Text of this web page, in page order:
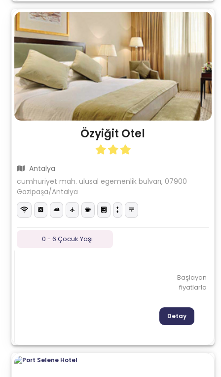
Özyiğit Otel
Antalya
cumhuriyet mah. ulusal egemenlik bulvarı, 07900
Gazipaşa/Antalya
0 - 6 Çocuk Yaşı
Başlayan
fiyatlarla
Detay